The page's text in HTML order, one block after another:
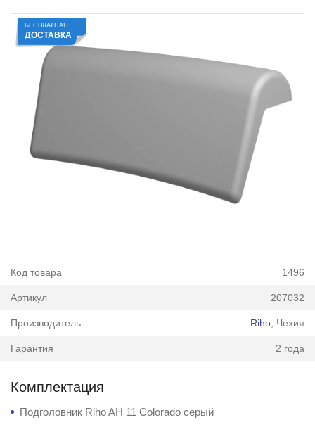
БЕСПЛАТНАЯ
ДОСТАВКА
Код товара 1496
Артикул 207032
Производитель Riho , Чехия
Гарантия 2 года
Комплектация
Подголовник Riho AH 11 Colorado серый